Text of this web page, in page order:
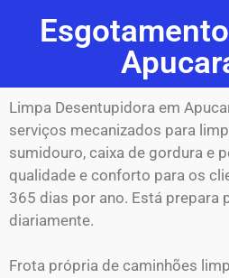
Limpa Desentupidora em
serviços mecanizados para
sumidouro, caixa de gordura e
qualidade e conforto para os
365 dias por ano. Está prepara
diariamente.
Frota própria de caminhões